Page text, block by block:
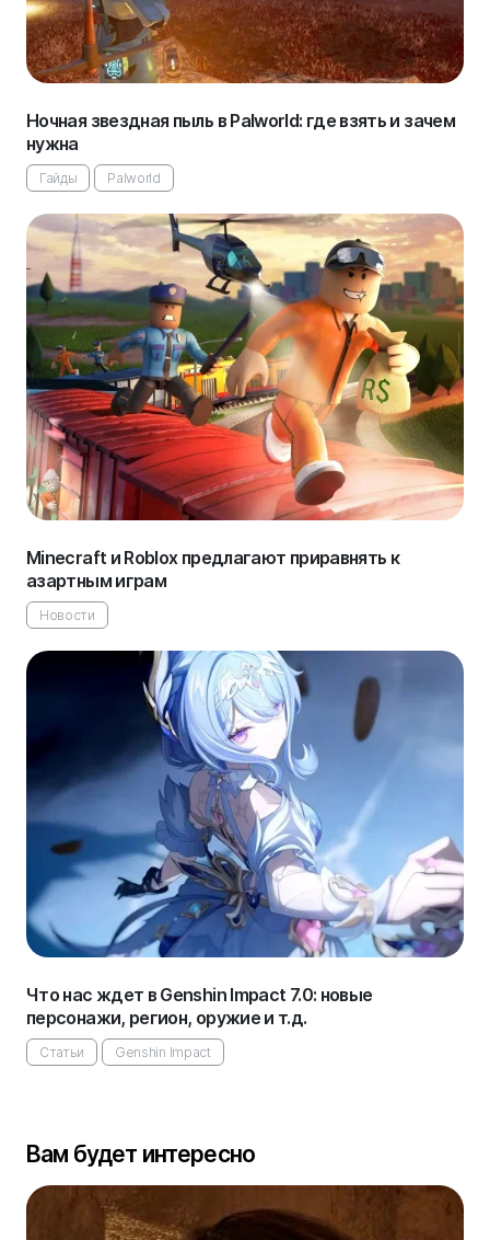
Ночная звездная пыль в Palworld: где взять и зачем
нужна
Гайды Palworld
Minecraft и Roblox предлагают приравнять к
азартным играм
Новости
Что нас ждет в Genshin Impact 7.0: новые
персонажи, регион, оружие и т.д.
Статьи Genshin Impact
Вам будет интересно